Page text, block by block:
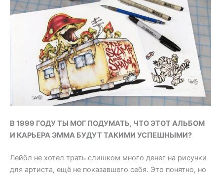
В 1999 ГОДУ ТЫ МОГ ПОДУМАТЬ, ЧТО ЭТОТ АЛЬБОМ
И КАРЬЕРА ЭММА БУДУТ ТАКИМИ УСПЕШНЫМИ?
Лейбл не хотел трать слишком много денег на рисунки
для артиста, ещё не показавшего себя. Это понятно, но